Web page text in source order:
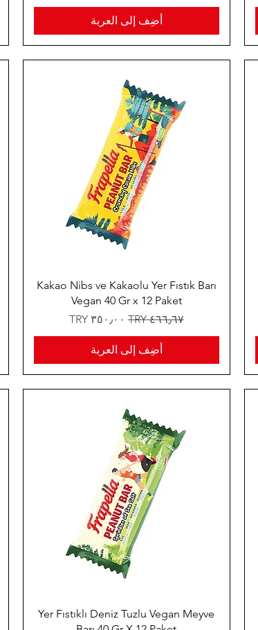
أضِف إلى العربة
Kakao Nibs ve Kakaolu Yer Fıstık Barı
Vegan 40 Gr x 12 Paket
سعر عادي‏٤٦٦٫٦٧ TRY سعر البيع
أضِف إلى العربة
Yer Fıstıklı Deniz Tuzlu Vegan Meyve